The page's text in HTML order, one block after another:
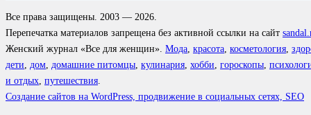
Все права защищены. 2003 — 2026.
Перепечатка материалов запрещена без активной ссылки на сайт
Женский журнал «Все для женщин». Мода красота косметология
дети
дом домашние питомцы кулинария хобби гороскопы
и отдых путешествия
Создание сайтов на WordPress, продвижение в социальных сетях, SEO